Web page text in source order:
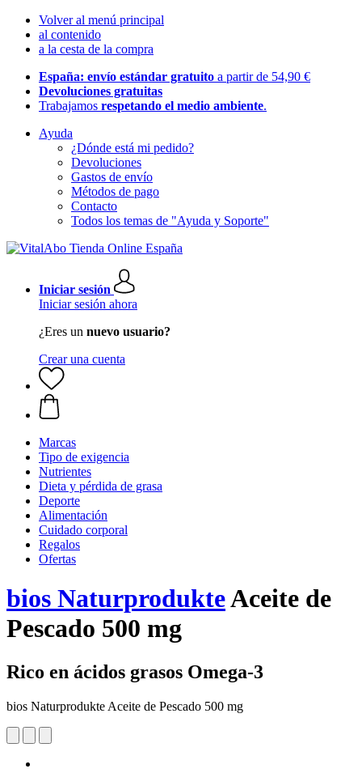
Volver al menú principal
al contenido
a la cesta de la compra
España: envío estándar gratuito a partir de 54,90 €
Devoluciones gratuitas
Trabajamos respetando el medio ambiente.
Ayuda
¿Dónde está mi pedido?
Devoluciones
Gastos de envío
Métodos de pago
Contacto
Todos los temas de "Ayuda y Soporte"
Iniciar sesión
Iniciar sesión ahora
¿Eres un nuevo usuario?
Crear una cuenta
Marcas
Tipo de exigencia
Nutrientes
Dieta y pérdida de grasa
Deporte
Alimentación
Cuidado corporal
Regalos
Ofertas
bios NaturprodukteAceite de
Pescado 500 mg
Rico en ácidos grasos Omega-3
bios Naturprodukte Aceite de Pescado 500 mg